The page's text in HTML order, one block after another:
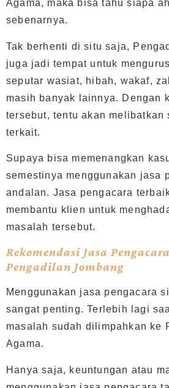
Agama, maka bisa tahu siapa
sebenarnya.
Tak berhenti di situ saja,
juga jadi tempat untuk
seputar wasiat, hibah, wakaf,
masih banyak lainnya. Dengan
tersebut, tentu akan melibatkan
terkait.
Supaya bisa memenangkan
semestinya menggunakan jasa
andalan. Jasa pengacara
membantu klien untuk
masalah tersebut.
Rekomendasi Jasa
Pengadilan Jombang
Menggunakan jasa pengacara
sangat penting. Terlebih lagi
masalah sudah dilimpahkan ke
Agama.
Hanya saja, keuntungan atau